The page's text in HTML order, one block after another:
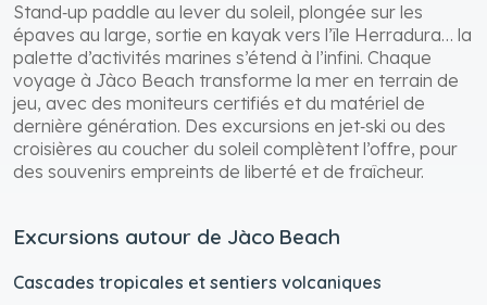
Stand‑up paddle au lever du soleil, plongée sur les
épaves au large, sortie en kayak vers l’île Herradura… la
palette d’activités marines s’étend à l’infini. Chaque
voyage à Jàco Beach transforme la mer en terrain de
jeu, avec des moniteurs certifiés et du matériel de
dernière génération. Des excursions en jet‑ski ou des
croisières au coucher du soleil complètent l’offre, pour
des souvenirs empreints de liberté et de fraîcheur.
Excursions autour de Jàco Beach
Cascades tropicales et sentiers volcaniques